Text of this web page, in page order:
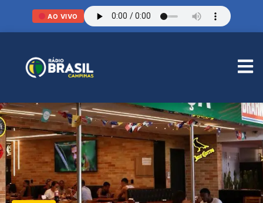
AO VIVO